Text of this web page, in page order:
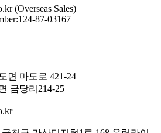
(Overseas Sales)
87-03167
면 마도로 421-24
금당리214-25